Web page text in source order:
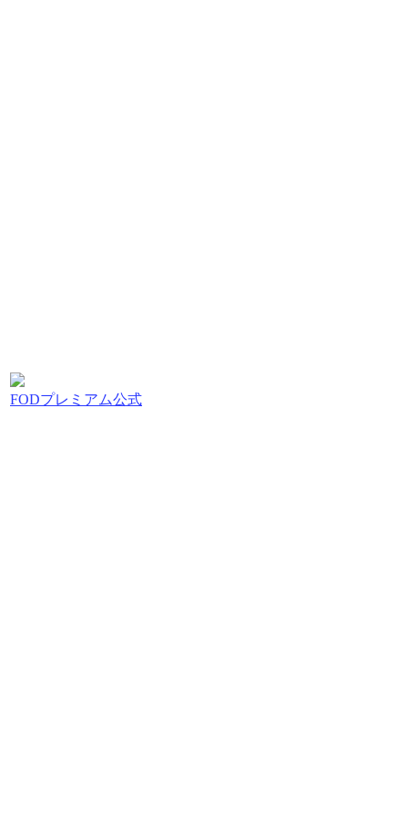
FODプレミアム公式